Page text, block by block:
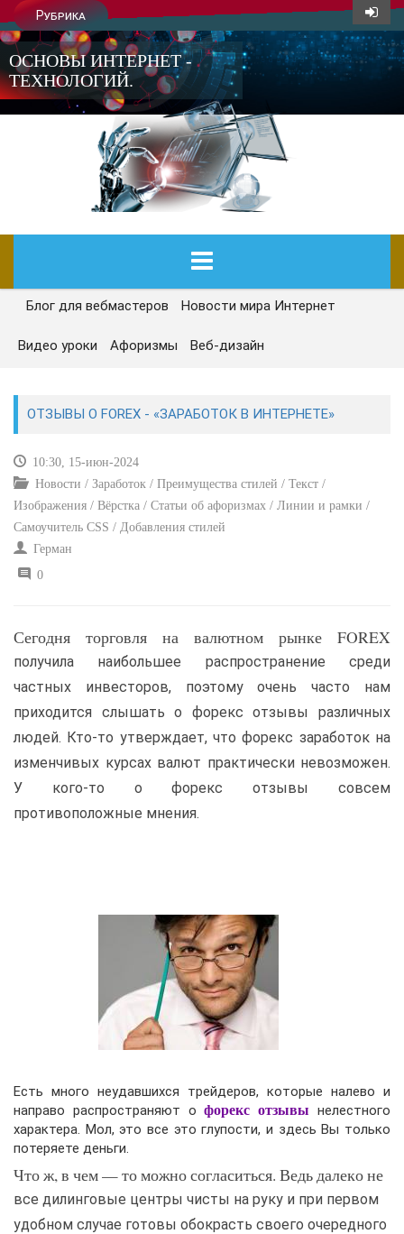
Рубрика
ОСНОВЫ ИНТЕРНЕТ -
ТЕХНОЛОГИЙ.
ГЛАВНАЯ
СЕГОДНЯ
РЕМОНТ И СОВЕТЫ
ИНТЕРНЕТ И СВЯЗЬ
УЧЕБНИК CSS
Блог для вебмастеров Новости мира Интернет
Видео уроки Афоризмы Веб-дизайн
ОТЗЫВЫ О FOREX - «ЗАРАБОТОК В ИНТЕРНЕТЕ»
10:30, 15-июн-2024
Новости / Заработок / Преимущества стилей / Текст /
Изображения / Вёрстка / Статьи об афоризмах / Линии и рамки /
Самоучитель CSS / Добавления стилей
Герман
0
Сегодня торговля на валютном рынке FOREX
получила наибольшее распространение среди
частных инвесторов, поэтому очень часто нам
приходится слышать о форекс отзывы различных
людей. Кто-то утверждает, что форекс заработок на
изменчивых курсах валют практически невозможен.
У кого-то о форекс отзывы совсем
противоположные мнения.
Есть много неудавшихся трейдеров, которые налево и
направо распространяют офорекс отзывы нелестного
характера. Мол, это все это глупости, и здесь Вы только
потеряете деньги.
Что ж, в чем — то можно согласиться. Ведь далеко не
все дилинговые центры чисты на руку и при первом
удобном случае готовы обокрасть своего очередного